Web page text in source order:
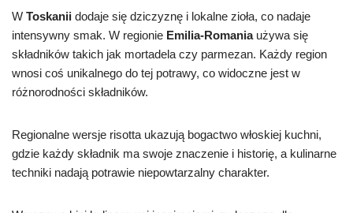
W Toskanii dodaje się dziczyznę i lokalne zioła, co nadaje
intensywny smak. W regionie Emilia-Romaniaużywa się
składników takich jak mortadela czy parmezan. Każdy region
wnosi coś unikalnego do tej potrawy, co widoczne jest w
różnorodności składników.
Regionalne wersje risotta ukazują bogactwo włoskiej kuchni,
gdzie każdy składnik ma swoje znaczenie i historię, a kulinarne
techniki nadają potrawie niepowtarzalny charakter.